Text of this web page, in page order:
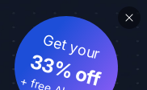
Get your
33% off